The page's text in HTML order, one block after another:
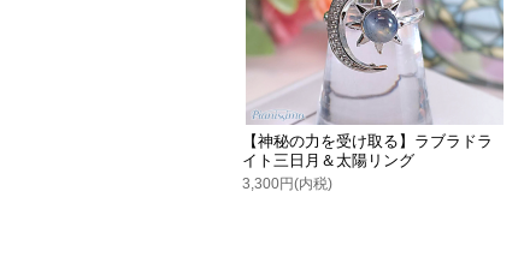
【神秘の力を受け取る】ラブラドラ
イト三日月＆太陽リング
3,300円(内税)